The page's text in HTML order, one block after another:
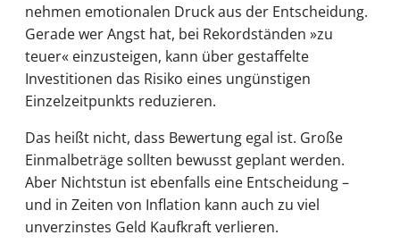
nehmen emotionalen Druck aus der Entscheidung.
Gerade wer Angst hat, bei Rekordständen »zu
teuer« einzusteigen, kann über gestaffelte
Investitionen das Risiko eines ungünstigen
Einzelzeitpunkts reduzieren.
Das heißt nicht, dass Bewertung egal ist. Große
Einmalbeträge sollten bewusst geplant werden.
Aber Nichtstun ist ebenfalls eine Entscheidung –
und in Zeiten von Inflation kann auch zu viel
unverzinstes Geld Kaufkraft verlieren.